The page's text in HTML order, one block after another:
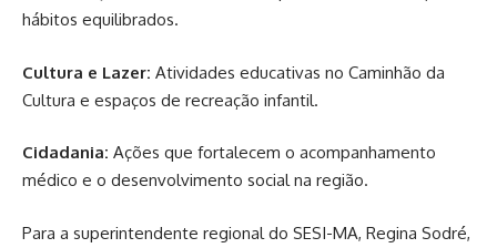
hábitos equilibrados.
Cultura e Lazer: Atividades educativas no Caminhão da
Cultura e espaços de recreação infantil.
Cidadania: Ações que fortalecem o acompanhamento
médico e o desenvolvimento social na região.
Para a superintendente regional do SESI-MA, Regina Sodré,